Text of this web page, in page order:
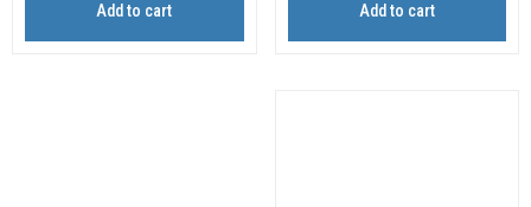
Add to cart
Add to cart